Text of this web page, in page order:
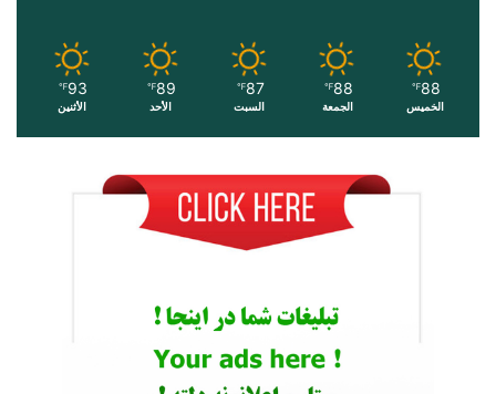
88
℉
الخميس
88
℉
الجمعة
87
℉
السبت
89
℉
الأحد
93
℉
الأثنين